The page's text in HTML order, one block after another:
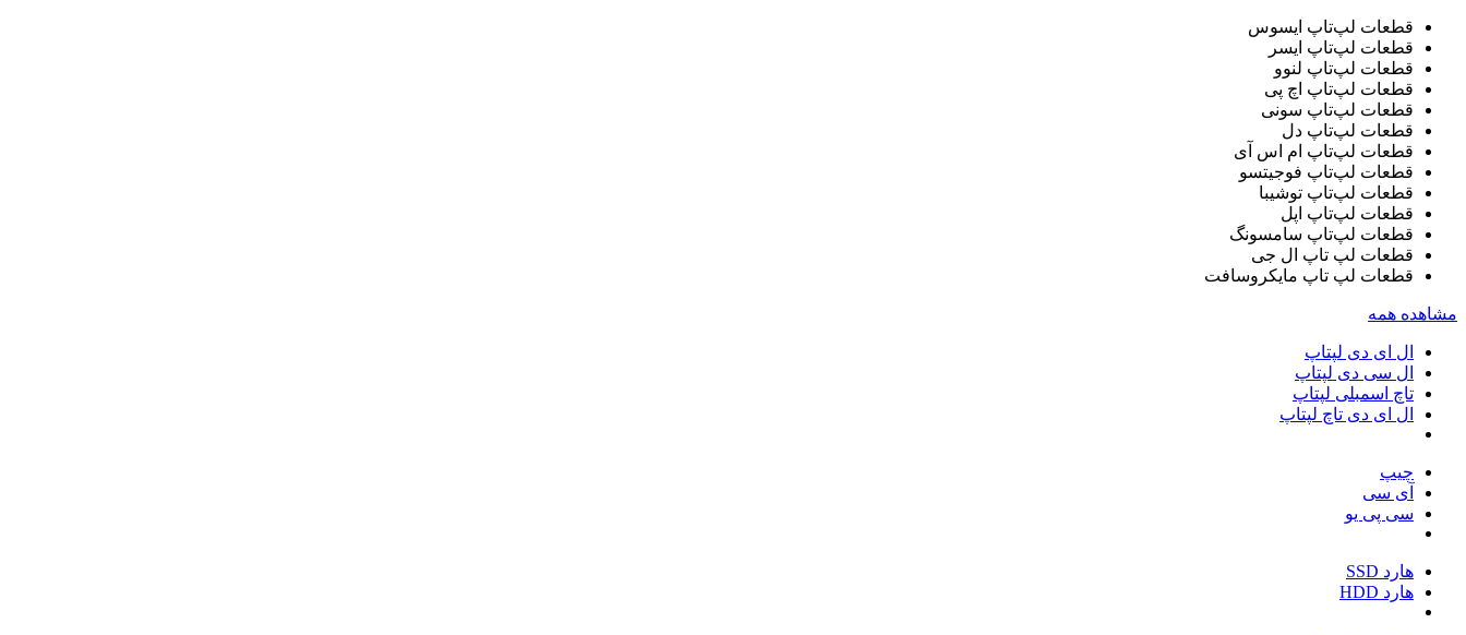
قطعات لپ‌تاپ ایسوس
قطعات لپ‌تاپ ایسر
قطعات لپ‌تاپ لنوو
قطعات لپ‌تاپ اچ پی
قطعات لپ‌تاپ سونی
قطعات لپ‌تاپ دل
قطعات لپ‌تاپ ام اس آی
قطعات لپ‌تاپ فوجیتسو
قطعات لپ‌تاپ توشیبا
قطعات لپ‌تاپ اپل
قطعات لپ‌تاپ سامسونگ
قطعات لپ تاپ ال جی
قطعات لپ تاپ مایکروسافت
مشاهده همه
ال ای دی لپتاپ
ال سی دی لپتاپ
تاچ اسمبلی لپتاپ
ال ای دی تاچ لپتاپ
چیپ
آی سی
سی پی یو
هارد SSD
هارد HDD